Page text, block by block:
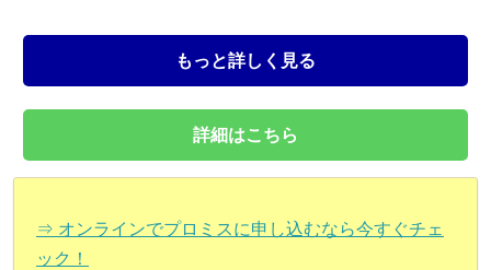
もっと詳しく見る
詳細はこちら
⇒ オンラインでプロミスに申し込むなら今すぐチェ
ック！